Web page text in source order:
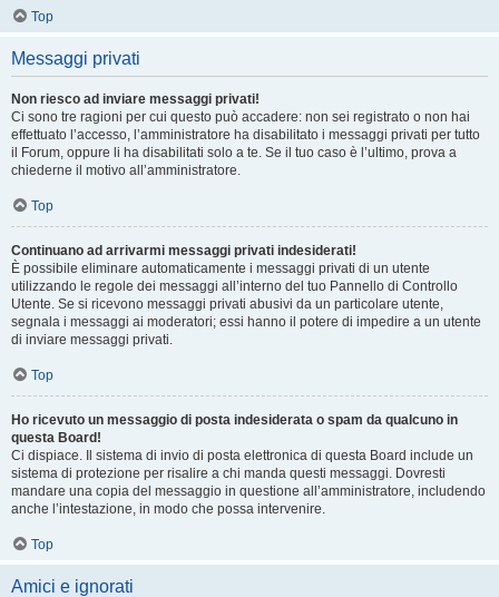
Top
Messaggi privati
Non riesco ad inviare messaggi privati!
Ci sono tre ragioni per cui questo può accadere: non sei registrato o non hai
effettuato l’accesso, l’amministratore ha disabilitato i messaggi privati per tutto
il Forum, oppure li ha disabilitati solo a te. Se il tuo caso è l’ultimo, prova a
chiederne il motivo all’amministratore.
Top
Continuano ad arrivarmi messaggi privati indesiderati!
È possibile eliminare automaticamente i messaggi privati ​​di un utente
utilizzando le regole dei messaggi all’interno del tuo Pannello di Controllo
Utente. Se si ricevono messaggi privati ​​abusivi da un particolare utente,
segnala i messaggi ai moderatori; essi hanno il potere di impedire a un utente
di inviare messaggi privati​​.
Top
Ho ricevuto un messaggio di posta indesiderata o spam da qualcuno in
questa Board!
Ci dispiace. Il sistema di invio di posta elettronica di questa Board include un
sistema di protezione per risalire a chi manda questi messaggi. Dovresti
mandare una copia del messaggio in questione all’amministratore, includendo
anche l’intestazione, in modo che possa intervenire.
Top
Amici e ignorati